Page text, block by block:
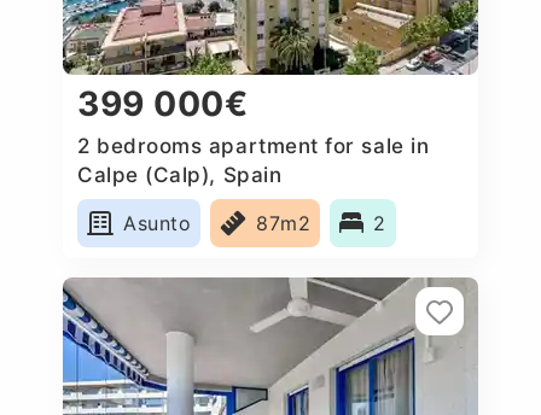
399 000€
2 bedrooms apartment for sale in
Calpe (Calp), Spain
Asunto
87m2 2